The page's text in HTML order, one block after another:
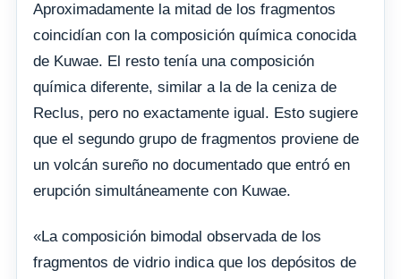
Aproximadamente la mitad de los fragmentos
coincidían con la composición química conocida
de Kuwae. El resto tenía una composición
química diferente, similar a la de la ceniza de
Reclus, pero no exactamente igual. Esto sugiere
que el segundo grupo de fragmentos proviene de
un volcán sureño no documentado que entró en
erupción simultáneamente con Kuwae.
«La composición bimodal observada de los
fragmentos de vidrio indica que los depósitos de